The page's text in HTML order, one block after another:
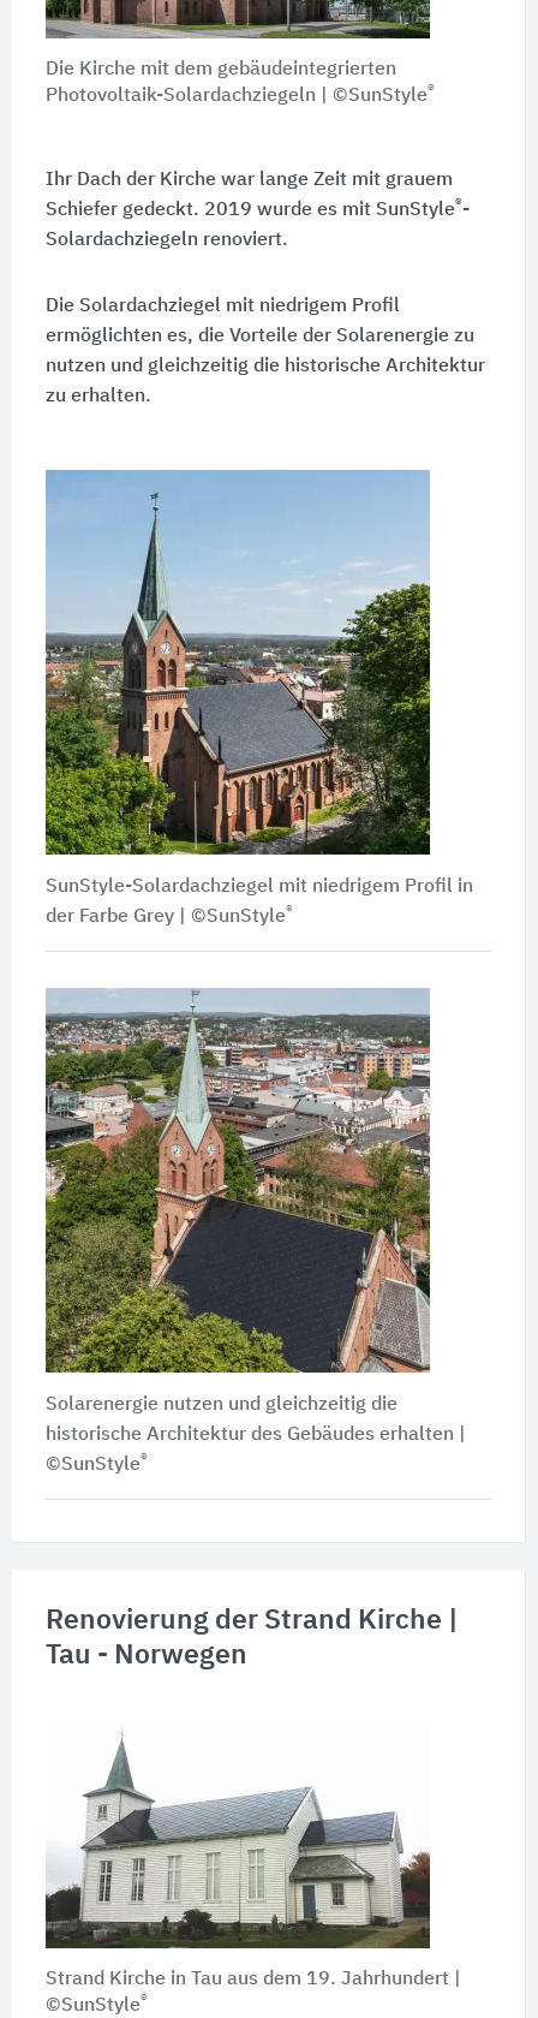
Die Kirche mit dem gebäudeintegrierten
Photovoltaik-Solardachziegeln | ©SunStyle®
Ihr Dach der Kirche war lange Zeit mit grauem
Schiefer gedeckt. 2019 wurde es mit SunStyle®-
Solardachziegeln renoviert.
Die Solardachziegel mit niedrigem Profil
ermöglichten es, die Vorteile der Solarenergie zu
nutzen und gleichzeitig die historische Architektur
zu erhalten.
SunStyle-Solardachziegel mit niedrigem Profil in
der Farbe Grey | ©SunStyle®
Solarenergie nutzen und gleichzeitig die
historische Architektur des Gebäudes erhalten |
©SunStyle®
Renovierung der Strand Kirche |
Tau - Norwegen
Strand Kirche in Tau aus dem 19. Jahrhundert |
©SunStyle®